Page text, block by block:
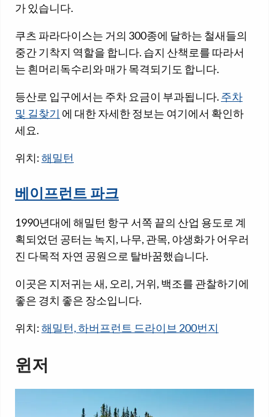
가 있습니다.
쿠츠 파라다이스는 거의 300종에 달하는 철새들의
중간 기착지 역할을 합니다. 습지 산책로를 따라서
는 흰머리독수리와 매가 목격되기도 합니다.
등산로 입구에서는 주차 요금이 부과됩니다. 주차
및 길찾기 에 대한 자세한 정보는 여기에서 확인하
세요.
위치:해밀턴
베이프런트 파크
1990년대에 해밀턴 항구 서쪽 끝의 산업 용도로 계
획되었던 공터는 녹지, 나무, 관목, 야생화가 어우러
진 다목적 자연 공원으로 탈바꿈했습니다.
이곳은 지저귀는 새, 오리, 거위, 백조를 관찰하기에
좋은 경치 좋은 장소입니다.
위치:해밀턴, 하버프런트 드라이브 200번지
윈저